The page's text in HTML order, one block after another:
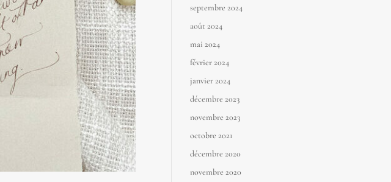
septembre 2024
août 2024
mai 2024
février 2024
janvier 2024
décembre 2023
novembre 2023
octobre 2021
décembre 2020
novembre 2020